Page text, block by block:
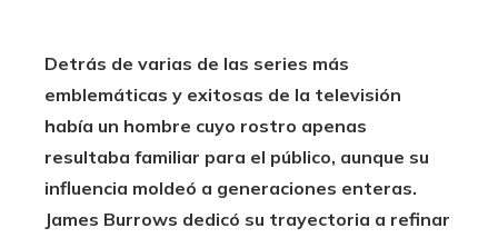
Detrás de varias de las series más
emblemáticas y exitosas de la televisión
había un hombre cuyo rostro apenas
resultaba familiar para el público, aunque su
influencia moldeó a generaciones enteras.
James Burrows dedicó su trayectoria a refinar